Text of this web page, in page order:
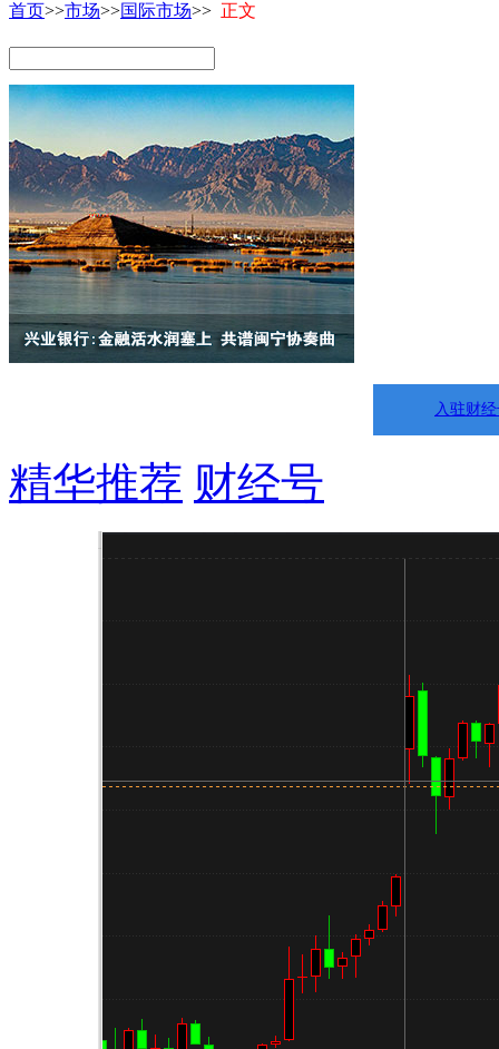
首页>>市场>>国际市场>> 正文
入驻财
精华推荐 财经号